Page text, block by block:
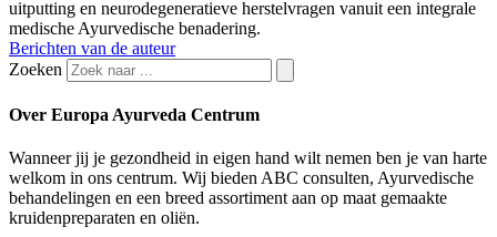
uitputting en neurodegeneratieve herstelvragen vanuit een integrale
medische Ayurvedische benadering.
Berichten van de auteur
Zoeken
Over Europa Ayurveda Centrum
Wanneer jij je gezondheid in eigen hand wilt nemen ben je van harte
welkom in ons centrum. Wij bieden ABC consulten, Ayurvedische
behandelingen en een breed assortiment aan op maat gemaakte
kruidenpreparaten en oliën.